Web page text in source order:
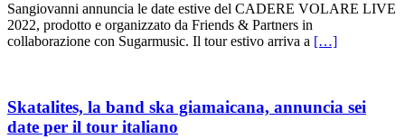
Sangiovanni annuncia le date estive del CADERE VOLARE LIVE
2022, prodotto e organizzato da Friends & Partners in
collaborazione con Sugarmusic. Il tour estivo arriva a […]
Skatalites, la band ska giamaicana, annuncia sei
date per il tour italiano